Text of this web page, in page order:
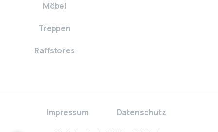
Möbel
Treppen
Raffstores
Impressum Datenschutz